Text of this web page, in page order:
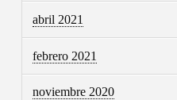
abril 2021
febrero 2021
noviembre 2020